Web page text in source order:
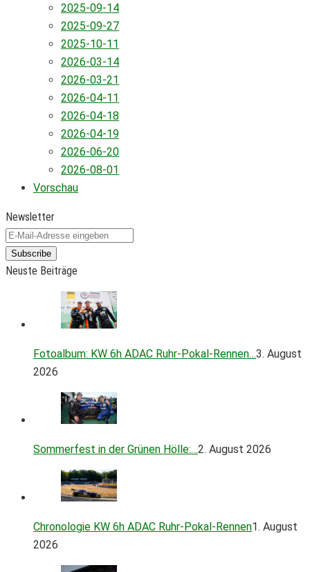
2025-09-14
2025-09-27
2025-10-11
2026-03-14
2026-03-21
2026-04-11
2026-04-18
2026-04-19
2026-06-20
2026-08-01
Vorschau
Newsletter
Subscribe
Neuste Beiträge
Fotoalbum: KW 6h ADAC Ruhr-Pokal-Rennen…3. August
2026
Sommerfest in der Grünen Hölle:…2. August 2026
Chronologie KW 6h ADAC Ruhr-Pokal-Rennen1. August
2026